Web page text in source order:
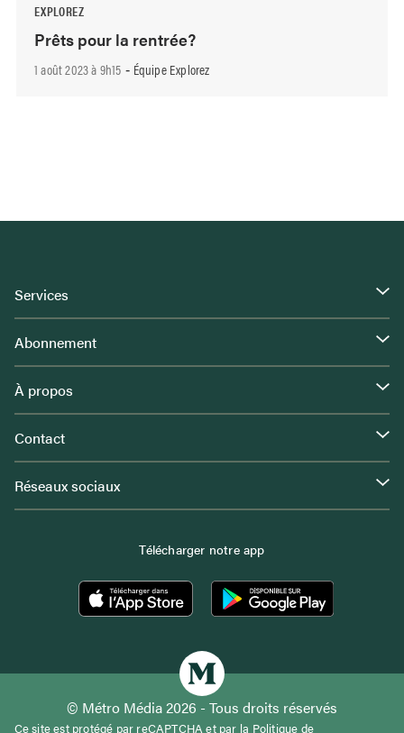
EXPLOREZ
Prêts pour la rentrée?
1 août 2023 à 9h15 - Équipe Explorez
Services
Abonnement
À propos
Contact
Réseaux sociaux
Télécharger notre app
© Métro Média 2026 - Tous droits réservés
Ce site est protégé par reCAPTCHA et par la Politique de